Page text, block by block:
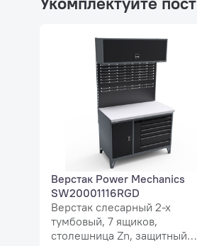
Верстак Power Mechanics
SW20001116RGD
Верстак слесарный 2-х
тумбовый, 7 ящиков,
столешница Zn, защитный